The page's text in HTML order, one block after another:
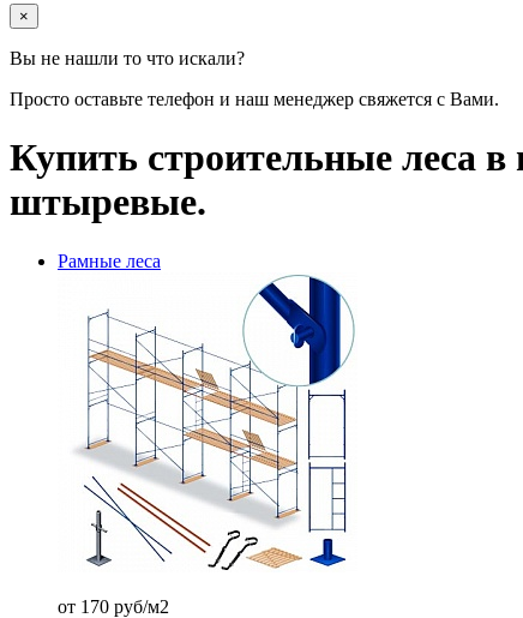
×
Вы не нашли то что искали?
Просто оставьте телефон и наш менеджер свяжется с Вами.
Купить строительные леса
штыревые.
Рамные леса
от 170 руб/м2